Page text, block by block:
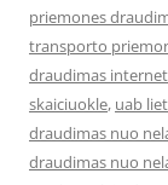
priemones
transporto
draudimas
skaiciuokle, uab
draudimas nuo
draudimas nuo